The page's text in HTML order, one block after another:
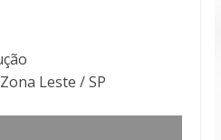
Leste / SP